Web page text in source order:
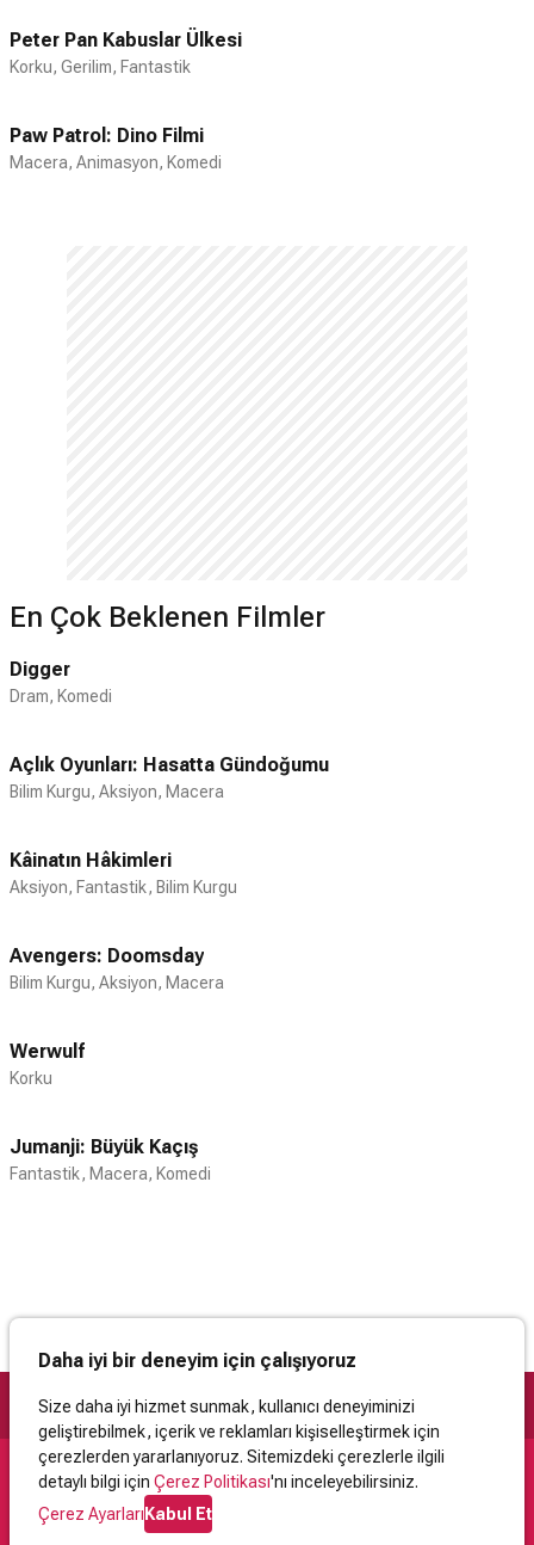
Peter Pan Kabuslar Ülkesi
Korku, Gerilim, Fantastik
Paw Patrol: Dino Filmi
Macera, Animasyon, Komedi
En Çok Beklenen Filmler
Digger
Dram, Komedi
Açlık Oyunları: Hasatta Gündoğumu
Bilim Kurgu, Aksiyon, Macera
Kâinatın Hâkimleri
Aksiyon, Fantastik, Bilim Kurgu
Avengers: Doomsday
Bilim Kurgu, Aksiyon, Macera
Werwulf
Korku
Jumanji: Büyük Kaçış
Fantastik, Macera, Komedi
Daha iyi bir deneyim için çalışıyoruz
Size daha iyi hizmet sunmak, kullanıcı deneyiminizi
geliştirebilmek, içerik ve reklamları kişiselleştirmek için
çerezlerden yararlanıyoruz. Sitemizdeki çerezlerle ilgili
detaylı bilgi için Çerez Politikası'nı inceleyebilirsiniz.
Çerez AyarlarıKabul Et
Destek
İletişimYardımKullanıcı Sözleşmesi